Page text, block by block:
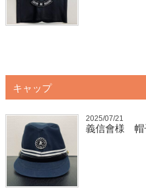
キャップ
2025/07/21
義信會様 帽